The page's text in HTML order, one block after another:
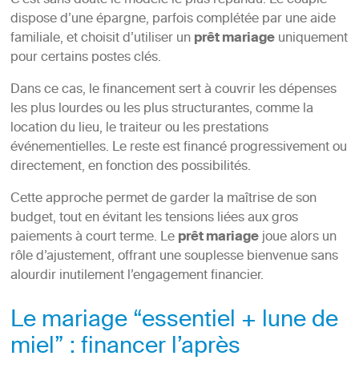
dispose d’une épargne, parfois complétée par une aide
familiale, et choisit d’utiliser unprêt mariageuniquement
pour certains postes clés.
Dans ce cas, le financement sert à couvrir les dépenses
les plus lourdes ou les plus structurantes, comme la
location du lieu, le traiteur ou les prestations
événementielles. Le reste est financé progressivement ou
directement, en fonction des possibilités.
Cette approche permet de garder la maîtrise de son
budget, tout en évitant les tensions liées aux gros
paiements à court terme. Leprêt mariagejoue alors un
rôle d’ajustement, offrant une souplesse bienvenue sans
alourdir inutilement l’engagement financier.
Le mariage “essentiel + lune de
miel” : financer l’après